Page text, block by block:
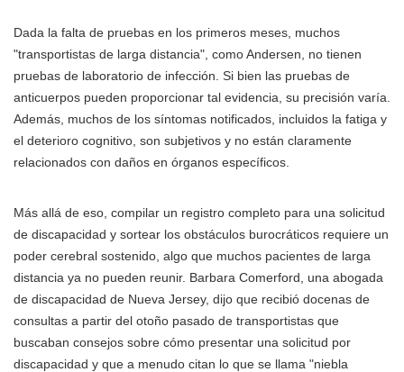
Dada la falta de pruebas en los primeros meses, muchos
"transportistas de larga distancia", como Andersen, no tienen
pruebas de laboratorio de infección. Si bien las pruebas de
anticuerpos pueden proporcionar tal evidencia, su precisión varía.
Además, muchos de los síntomas notificados, incluidos la fatiga y
el deterioro cognitivo, son subjetivos y no están claramente
relacionados con daños en órganos específicos.
Más allá de eso, compilar un registro completo para una solicitud
de discapacidad y sortear los obstáculos burocráticos requiere un
poder cerebral sostenido, algo que muchos pacientes de larga
distancia ya no pueden reunir. Barbara Comerford, una abogada
de discapacidad de Nueva Jersey, dijo que recibió docenas de
consultas a partir del otoño pasado de transportistas que
buscaban consejos sobre cómo presentar una solicitud por
discapacidad y que a menudo citan lo que se llama "niebla